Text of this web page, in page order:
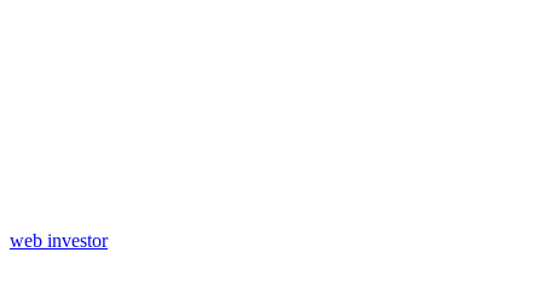
web investor